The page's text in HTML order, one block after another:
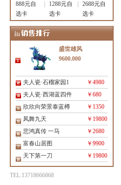
888元自
选卡
1288元自
选卡
2688元自
选卡
盛世雄风
9600.000
夫人瓷·石榴家园1
￥4980
夫人瓷·西湖蓝四件
￥680
欣欣向荣景泰蓝樽
￥1350
凤舞九天
￥19800
悲鸿真传 一马
￥2680
富春山居图
￥9900
天下第一刀
￥19800
TEL:13718666868